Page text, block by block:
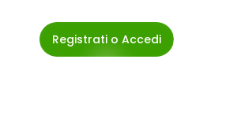
Registrati o Accedi